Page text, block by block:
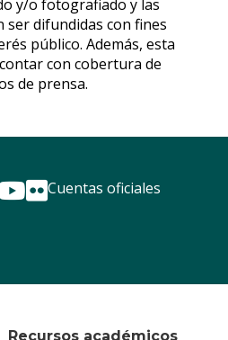
Recursos académicos
Cuentas oficiales